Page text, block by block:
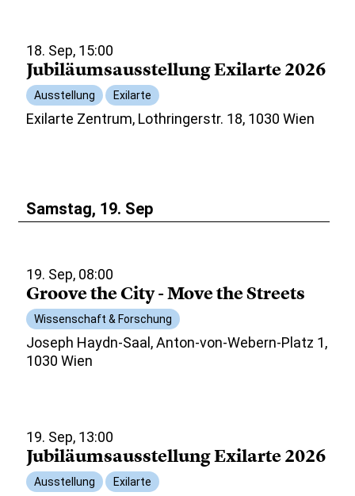
18. Sep, 15:00
Jubiläumsausstellung Exilarte 2026
Ausstellung Exilarte
Exilarte Zentrum, Lothringerstr. 18, 1030 Wien
Samstag, 19. Sep
19. Sep, 08:00
Groove the City - Move the Streets
Wissenschaft & Forschung
Joseph Haydn-Saal, Anton-von-Webern-Platz 1,
1030 Wien
19. Sep, 13:00
Jubiläumsausstellung Exilarte 2026
Ausstellung Exilarte